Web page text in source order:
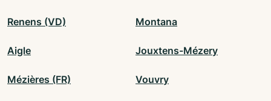
Renens (VD) Montana
Aigle Jouxtens-Mézery
Mézières (FR) Vouvry